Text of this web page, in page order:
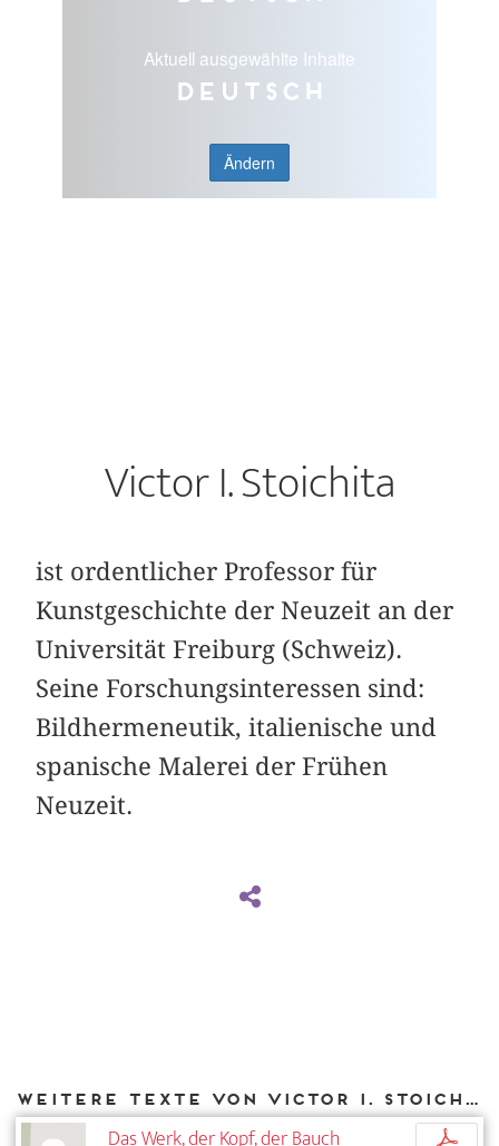
Aktuell ausgewählte Inhalte
Deutsch
Ändern
Victor I. Stoichita
ist ordentlicher Professor für
Kunstgeschichte der Neuzeit an der
Universität Freiburg (Schweiz).
Seine Forschungsinteressen sind:
Bildhermeneutik, italienische und
spanische Malerei der Frühen
Neuzeit.
Weitere Texte von Victor I. Stoichita bei DIAPHANES
Das Werk, der Kopf, der Bauch p